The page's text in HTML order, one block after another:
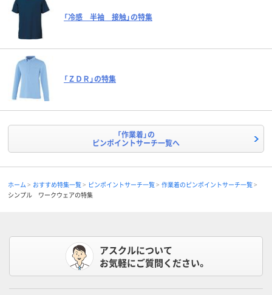
「冷感 半袖 接触」の特集
「ＺＤＲ」の特集
「作業着」の
ピンポイントサーチ一覧へ
ホーム おすすめ特集一覧 ピンポイントサーチ一覧
作業着のピンポイントサーチ一覧
シンプル ワークウェアの特集
アスクルについて
お気軽にご質問ください。